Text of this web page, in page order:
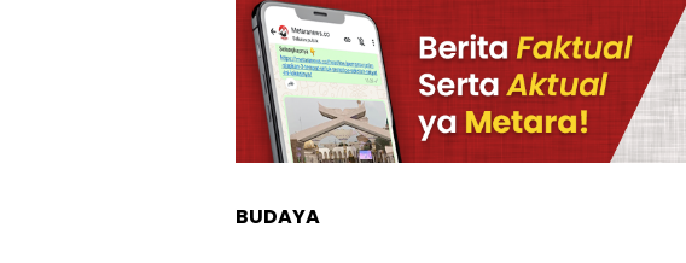
BUDAYA